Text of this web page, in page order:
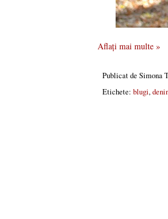
Aflați mai multe »
Publicat de Simona
Etichete: blugi,